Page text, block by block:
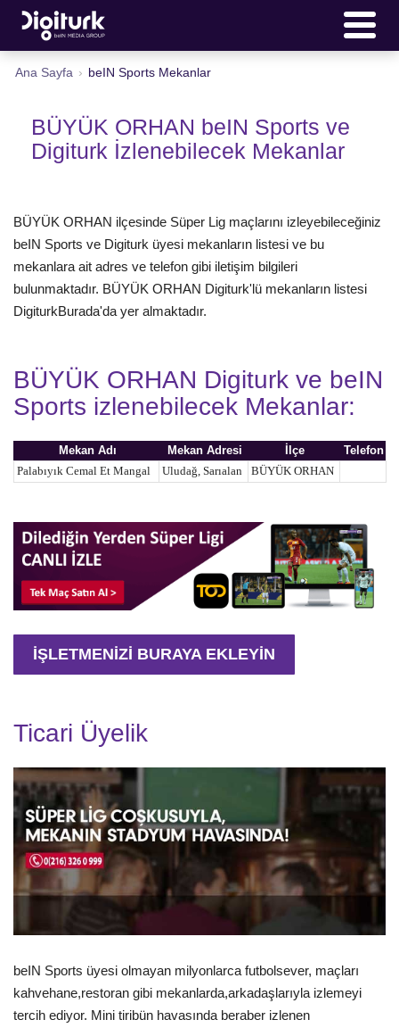
Ana Sayfa › beIN Sports Mekanlar
BÜYÜK ORHAN beIN Sports ve
Digiturk İzlenebilecek Mekanlar
BÜYÜK ORHAN ilçesinde Süper Lig maçlarını izleyebileceğiniz
beIN Sports ve Digiturk üyesi mekanların listesi ve bu
mekanlara ait adres ve telefon gibi iletişim bilgileri
bulunmaktadır. BÜYÜK ORHAN Digiturk'lü mekanların listesi
DigiturkBurada'da yer almaktadır.
BÜYÜK ORHAN Digiturk ve beIN
Sports izlenebilecek Mekanlar:
Mekan Adı Mekan Adresi İlçe
Telefon
Palabıyık Cemal Et Mangal
Uludağ, Sarıalan BÜYÜK ORHAN
İŞLETMENİZİ BURAYA EKLEYİN
Ticari Üyelik
beIN Sports üyesi olmayan milyonlarca futbolsever, maçları
kahvehane,restoran gibi mekanlarda,arkadaşlarıyla izlemeyi
tercih ediyor. Mini tiribün havasında beraber izlenen